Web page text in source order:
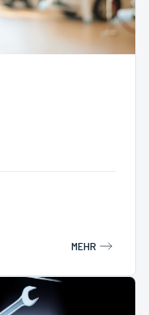
MEHR